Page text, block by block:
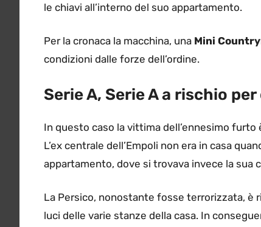
le chiavi all’interno del suo appartamento.
Per la cronaca la macchina, una Mini
condizioni dalle forze dell’ordine.
Serie A, Serie A a rischio
In questo caso la vittima dell’ennesimo
L’ex centrale dell’Empoli non era in casa
appartamento, dove si trovava invece la sua
La Persico, nonostante fosse terrorizzata, è
luci delle varie stanze della casa. In